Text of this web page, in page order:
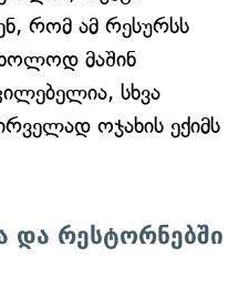
რომ ამ რესურსს
მაშინ
სხვა
ოჯახის ექიმს
და რესტორნებში